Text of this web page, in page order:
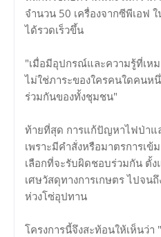
จำนวน 50 เครื่องจากซีพีเอฟ
ได้รวดเร็วขึ้น
"เมื่อมีอุปกรณ์และความรู้ที่เห
ไม่ใช่ภาระของใครคนใดคนห
ร่วมกันของทั้งชุมชน"
ท้ายที่สุด การแก้ปัญหาไฟป่าแ
เพราะมีคำสั่งหรือมาตรการเข้
เลือกที่จะรับผิดชอบร่วมกัน ตั้
เศษวัสดุทางการเกษตร ไปจน
ห่วงโซ่อุปทาน
โครงการนี้จึงสะท้อนให้เห็นว่